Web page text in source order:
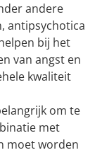
andere
antipsychotica
bij het
van angst en
kwaliteit
om te
met
moet worden